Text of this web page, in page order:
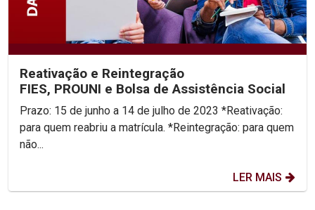
Reativação e Reintegração
FIES, PROUNI e Bolsa de Assistência Social
Prazo: 15 de junho a 14 de julho de 2023 *Reativação:
para quem reabriu a matrícula. *Reintegração: para quem
não...
LER MAIS